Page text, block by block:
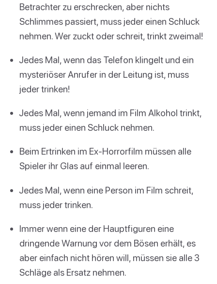
Betrachter zu erschrecken, aber nichts
Schlimmes passiert, muss jeder einen Schluck
nehmen. Wer zuckt oder schreit, trinkt zweimal!
Jedes Mal, wenn das Telefon klingelt und ein
mysteriöser Anrufer in der Leitung ist, muss
jeder trinken!
Jedes Mal, wenn jemand im Film Alkohol trinkt,
muss jeder einen Schluck nehmen.
Beim Ertrinken im Ex-Horrorfilm müssen alle
Spieler ihr Glas auf einmal leeren.
Jedes Mal, wenn eine Person im Film schreit,
muss jeder trinken.
Immer wenn eine der Hauptfiguren eine
dringende Warnung vor dem Bösen erhält, es
aber einfach nicht hören will, müssen sie alle 3
Schläge als Ersatz nehmen.